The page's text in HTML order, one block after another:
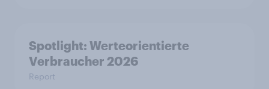
Spotlight: Werteorientierte
Verbraucher 2026
Report